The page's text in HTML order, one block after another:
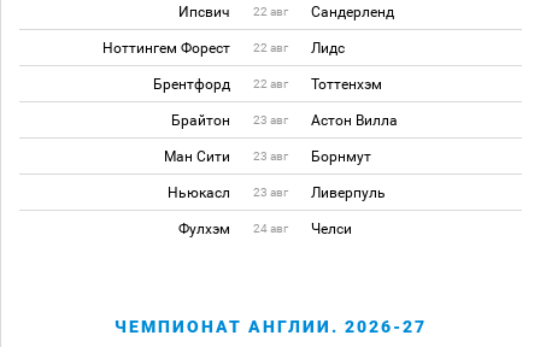
Ипсвич 22 авг Сандерленд
Ноттингем Форест 22 авг Лидс
Брентфорд 22 авг Тоттенхэм
Брайтон 23 авг Астон Вилла
Ман Сити 23 авг Борнмут
Ньюкасл 23 авг Ливерпуль
Фулхэм 24 авг Челси
ЧЕМПИОНАТ АНГЛИИ. 2026-27